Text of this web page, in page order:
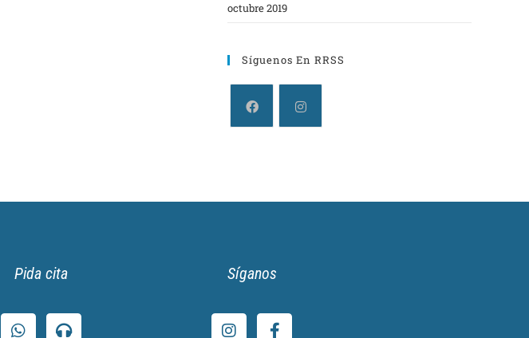
octubre 2019
Síguenos En RRSS
Pida cita Síganos